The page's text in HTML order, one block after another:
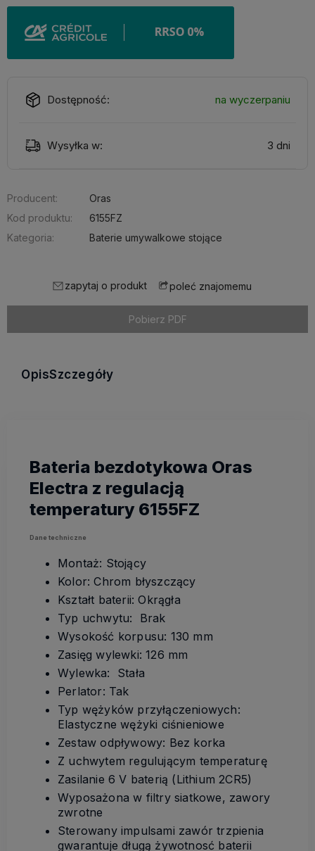
Dostępność: na wyczerpaniu
Wysyłka w: 3 dni
Producent:
Oras
Kod produktu:
6155FZ
Kategoria:
Baterie umywalkowe stojące
zapytaj o produkt poleć znajomemu
Pobierz PDF
OpisSzczegóły
Bateria bezdotykowa Oras
Electra z regulacją
temperatury 6155FZ
Dane techniczne
Montaż: Stojący
Kolor: Chrom błyszczący
Kształt baterii: Okrągła
Typ uchwytu: Brak
Wysokość korpusu: 130 mm
Zasięg wylewki: 126 mm
Wylewka: Stała
Perlator: Tak
Typ wężyków przyłączeniowych:
Elastyczne wężyki ciśnieniowe
Zestaw odpływowy: Bez korka
Z uchwytem regulującym temperaturę
Zasilanie 6 V baterią (Lithium 2CR5)
Wyposażona w filtry siatkowe, zawory
zwrotne
Sterowany impulsami zawór trzpienia
gwarantuje długą żywotnosć baterii